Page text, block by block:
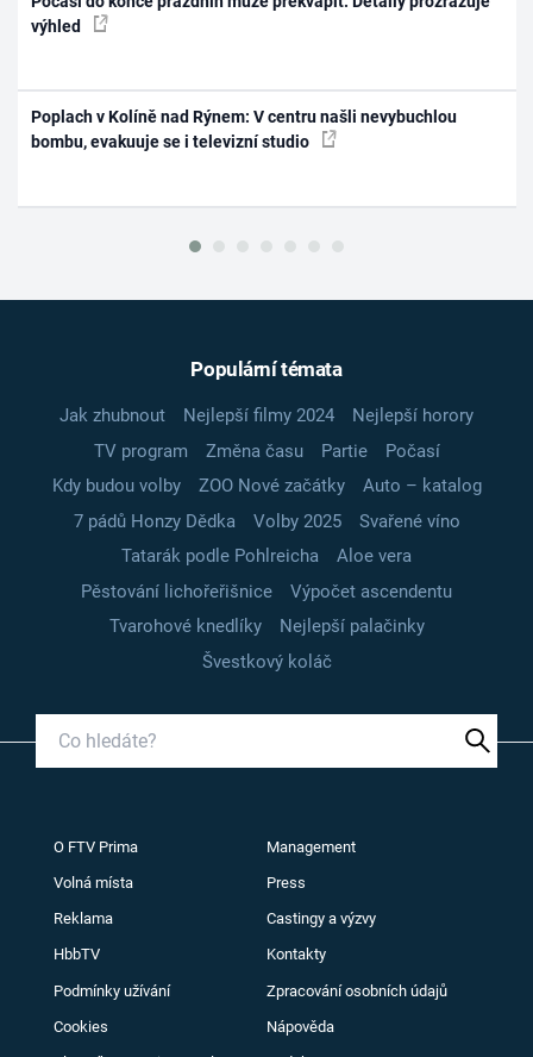
výhled
Poplach v Kolíně nad Rýnem: V centru našli nevybuchlou
bombu, evakuuje se i televizní studio
Populární témata
Jak zhubnout Nejlepší filmy 2024
Nejlepší horory
TV program
Změna času Partie
Počasí
Kdy budou volby
ZOO Nové začátky
Auto – katalog
7 pádů Honzy Dědka
Volby 2025
Svařené víno
Tatarák podle Pohlreicha
Aloe vera
Pěstování lichořeřišnice
Výpočet ascendentu
Tvarohové knedlíky
Nejlepší palačinky
Švestkový koláč
O FTV Prima Management
Volná místa Press
Reklama Castingy a výzvy
HbbTV Kontakty
Podmínky užívání Zpracování osobních údajů
Cookies Nápověda